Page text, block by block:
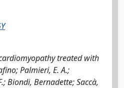
treated with
Palmieri, E. A.;
Biondi, Bernadette; Saccà,